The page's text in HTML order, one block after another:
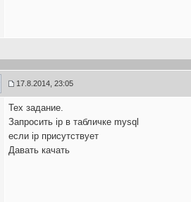
17.8.2014, 23:05
Тех задание.
Запросить ip в табличке mysql
если ip присутствует
Давать качать